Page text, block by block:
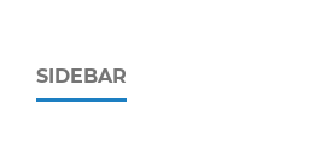
SIDEBAR